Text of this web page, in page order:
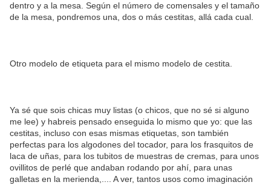
dentro y a la mesa. Según el número de comensales y el tamaño
de la mesa, pondremos una, dos o más cestitas, allá cada cual.
Otro modelo de etiqueta para el mismo modelo de cestita.
Ya sé que sois chicas muy listas (o chicos, que no sé si alguno
me lee) y habreis pensado enseguida lo mismo que yo: que las
cestitas, incluso con esas mismas etiquetas, son también
perfectas para los algodones del tocador, para los frasquitos de
laca de uñas, para los tubitos de muestras de cremas, para unos
ovillitos de perlé que andaban rodando por ahí, para unas
galletas en la merienda,.... A ver, tantos usos como imaginación